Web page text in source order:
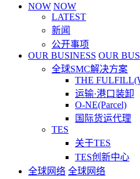
NOW NOW
LATEST
新闻
公开事项
OUR BUSINESS OUR
全球SMC解决方案
THE
运输·港口装卸
O-NE(Parcel)
国际货运代理
TES
关于TES
TES创新中心
全球网络 全球网络